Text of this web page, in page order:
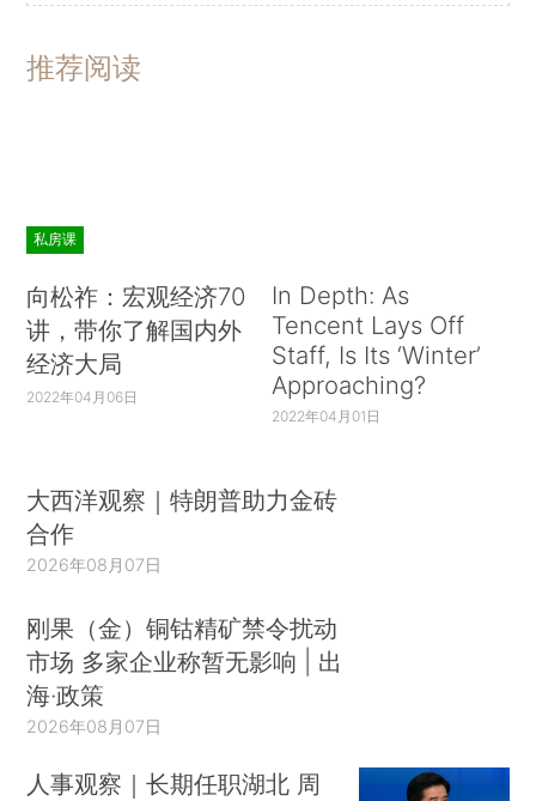
推荐阅读
私房课
向松祚：宏观经济70
讲，带你了解国内外
经济大局
2022年04月06日
In Depth: As
Tencent Lays Off
Staff, Is Its ‘Winter’
Approaching?
2022年04月01日
大西洋观察｜特朗普助力金砖
合作
2026年08月07日
刚果（金）铜钴精矿禁令扰动
市场 多家企业称暂无影响 | 出
海·政策
2026年08月07日
人事观察｜长期任职湖北 周